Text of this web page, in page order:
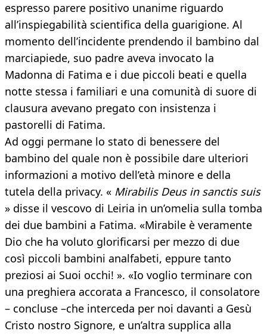
espresso parere positivo unanime riguardo
all’inspiegabilità scientifica della guarigione. Al
momento dell’incidente prendendo il bambino dal
marciapiede, suo padre aveva invocato la
Madonna di Fatima e i due piccoli beati e quella
notte stessa i familiari e una comunità di suore di
clausura avevano pregato con insistenza i
pastorelli di Fatima.
Ad oggi permane lo stato di benessere del
bambino del quale non è possibile dare ulteriori
informazioni a motivo dell’età minore e della
tutela della privacy. « Mirabilis Deus in sanctis suis
» disse il vescovo di Leiria in un’omelia sulla tomba
dei due bambini a Fatima. «Mirabile è veramente
Dio che ha voluto glorificarsi per mezzo di due
così piccoli bambini analfabeti, eppure tanto
preziosi ai Suoi occhi! ». «Io voglio terminare con
una preghiera accorata a Francesco, il consolatore
– concluse –che interceda per noi davanti a Gesù
Cristo nostro Signore, e un’altra supplica alla